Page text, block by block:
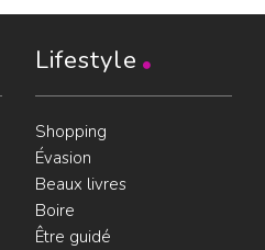
Lifestyle
Shopping
Évasion
Beaux livres
Boire
Être guidé